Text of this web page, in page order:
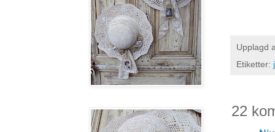
Upplagd
Etiketter:
22